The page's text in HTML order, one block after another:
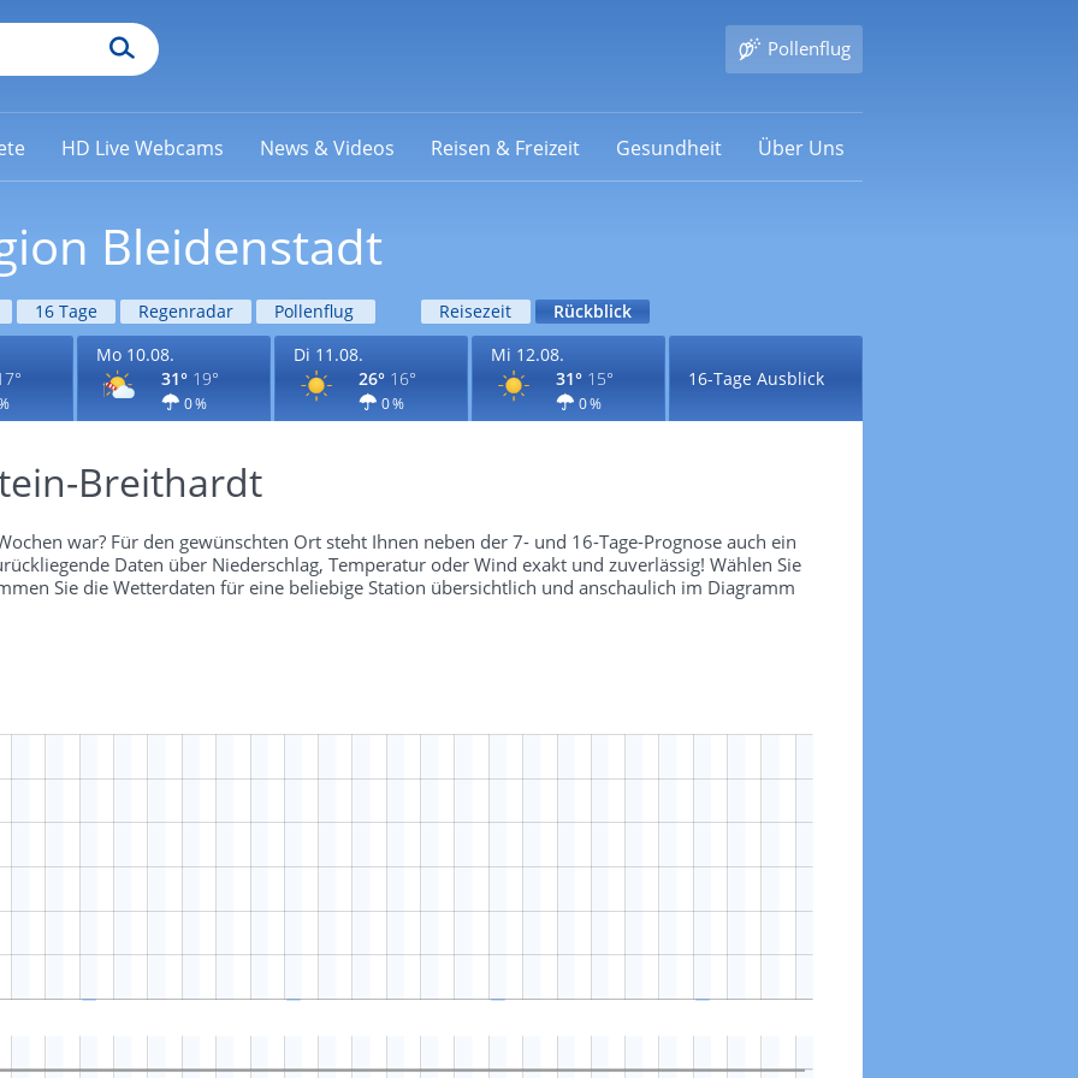
Pollenflug
HD Live Webcams News & Videos Reisen & Freizeit Gesundheit Über Uns
Bleidenstadt
16 Tage Regenradar Pollenflug Reisezeit
Rückblick
Mo 10.08.
31° 19°
0 %
Di 11.08.
26° 16°
0 %
Mi 12.08.
31° 15°
0 %
16-Tage Ausblick
Breithardt
war? Für den gewünschten Ort steht Ihnen neben der 7- und 16-Tage-Prognose auch ein
Daten über Niederschlag, Temperatur oder Wind exakt und zuverlässig! Wählen Sie
Sie die Wetterdaten für eine beliebige Station übersichtlich und anschaulich im Diagramm